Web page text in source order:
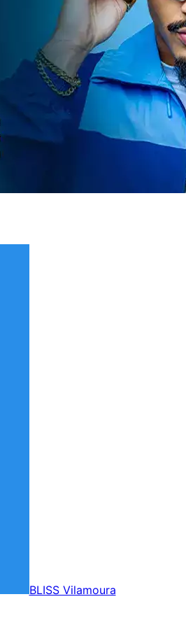
BLISS Vilamoura